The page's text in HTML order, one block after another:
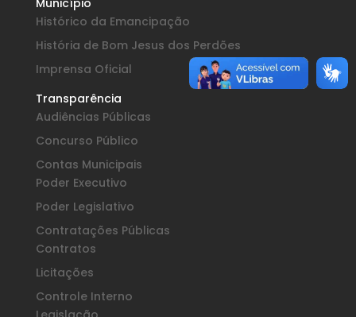
Histórico da Emancipação
História de Bom Jesus dos Perdões
Imprensa Oficial
Transparência
Audiências Públicas
Concurso Público
Contas Municipais
Poder Executivo
Poder Legislativo
Contratações Públicas
Contratos
Licitações
Controle Interno